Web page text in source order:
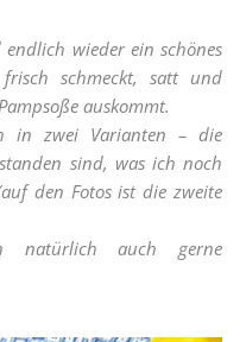
schmeckt, satt und
auskommt.
in zwei Varianten – die
sind, was ich noch
den Fotos ist die zweite
natürlich auch gerne